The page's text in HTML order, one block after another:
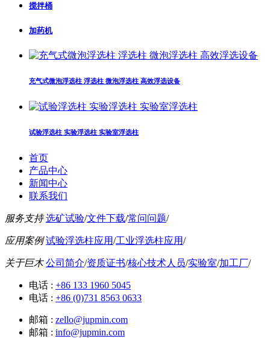
搅拌桶
加药机
充气式微泡浮选柱 浮选柱 微泡浮选柱 高效浮选设备
试验浮选柱 实验浮选柱 实验室浮选柱
首页
产品中心
新闻中心
联系我们
服务支持 选矿试验/文件下载/常问问题/
应用案例 试验浮选柱应用/工业浮选柱应用/
关于巨木 公司简介/资质证书/核心技术人员/实验室/加工厂/
电话 : +86 133 1960 5045
电话 : +86 (0)731 8563 0633
邮箱 : zello@jupmin.com
邮箱 : info@jupmin.com